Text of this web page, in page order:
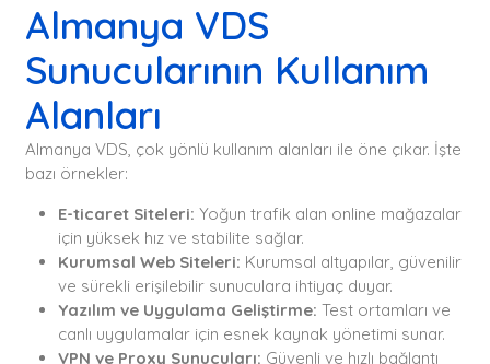
Almanya VDS
Sunucularının Kullanım
Alanları
Almanya VDS, çok yönlü kullanım alanları ile öne çıkar. İşte
bazı örnekler:
E-ticaret Siteleri: Yoğun trafik alan online mağazalar
için yüksek hız ve stabilite sağlar.
Kurumsal Web Siteleri: Kurumsal altyapılar, güvenilir
ve sürekli erişilebilir sunuculara ihtiyaç duyar.
Yazılım ve Uygulama Geliştirme: Test ortamları ve
canlı uygulamalar için esnek kaynak yönetimi sunar.
VPN ve Proxy Sunucuları: Güvenli ve hızlı bağlantı